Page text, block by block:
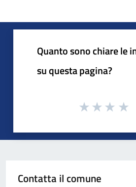
Quanto sono chiare le
su questa pagina?
Contatta il comune